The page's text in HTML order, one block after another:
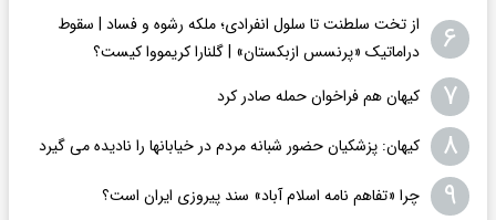
۶
از تخت سلطنت تا سلول انفرادی؛ ملکه رشوه و فساد | سقوط
دراماتیک «پرنسس ازبکستان» | گلنارا کریمووا کیست؟
۷ کیهان هم فراخوان حمله صادر کرد
۸ کیهان: پزشکیان حضور شبانه مردم در خیابانها را نادیده می گیرد
۹ چرا «تفاهم نامه اسلام آباد» سند پیروزی ایران است؟